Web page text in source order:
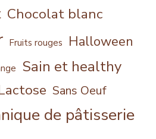
Chocolat blanc
Fruits rouges Halloween
Sain et healthy
Sans Oeuf
de pâtisserie